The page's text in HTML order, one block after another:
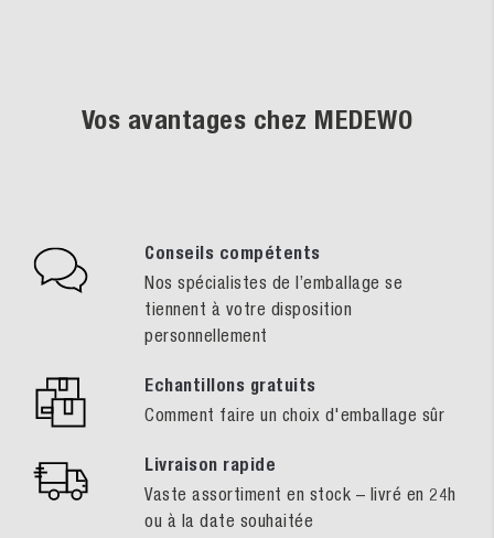
Vos avantages chez MEDEWO
Conseils compétents
Nos spécialistes de l’emballage se
tiennent à votre disposition
personnellement
Echantillons gratuits
Comment faire un choix d'emballage sûr
Livraison rapide
Vaste assortiment en stock – livré en 24h
ou à la date souhaitée